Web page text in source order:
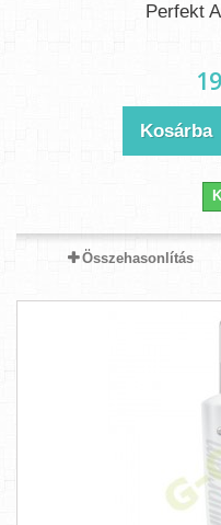
Perfekt
Kosárba
Összehasonlítás